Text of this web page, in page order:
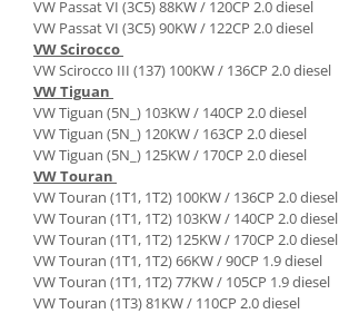
VW Passat VI (3C5) 88KW / 120CP 2.0 diesel
VW Passat VI (3C5) 90KW / 122CP 2.0 diesel
VW Scirocco
VW Scirocco III (137) 100KW / 136CP 2.0 diesel
VW Tiguan
VW Tiguan (5N_) 103KW / 140CP 2.0 diesel
VW Tiguan (5N_) 120KW / 163CP 2.0 diesel
VW Tiguan (5N_) 125KW / 170CP 2.0 diesel
VW Touran
VW Touran (1T1, 1T2) 100KW / 136CP 2.0 diesel
VW Touran (1T1, 1T2) 103KW / 140CP 2.0 diesel
VW Touran (1T1, 1T2) 125KW / 170CP 2.0 diesel
VW Touran (1T1, 1T2) 66KW / 90CP 1.9 diesel
VW Touran (1T1, 1T2) 77KW / 105CP 1.9 diesel
VW Touran (1T3) 81KW / 110CP 2.0 diesel